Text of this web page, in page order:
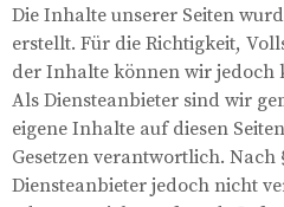
Die Inhalte unserer Seiten
erstellt. Für die Richtigkeit,
der Inhalte können wir jedoch
Als Diensteanbieter sind wir
eigene Inhalte auf diesen
Gesetzen verantwortlich. Nach
Diensteanbieter jedoch nicht